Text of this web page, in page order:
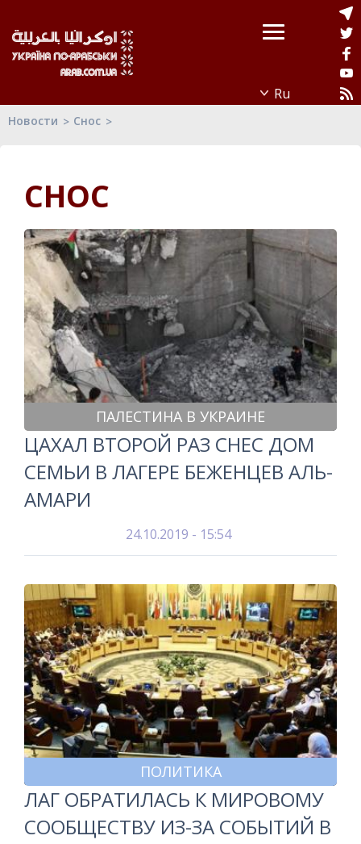
Новости Снос
СНОС
ПАЛЕСТИНА В УКРАИНЕ
ЦАХАЛ ВТОРОЙ РАЗ СНЕС ДОМ
СЕМЬИ В ЛАГЕРЕ БЕЖЕНЦЕВ АЛЬ-
АМАРИ
24.10.2019 - 15:54
ПОЛИТИКА
ЛАГ ОБРАТИЛАСЬ К МИРОВОМУ
СООБЩЕСТВУ ИЗ-ЗА СОБЫТИЙ В